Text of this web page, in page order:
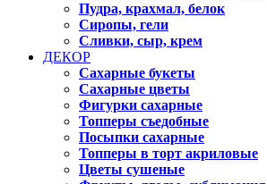
Пудра, крахмал, белок
Сиропы, гели
Сливки, сыр, крем
ДЕКОР
Сахарные букеты
Сахарные цветы
Фигурки сахарные
Топперы съедобные
Посыпки сахарные
Топперы в торт акриловые
Цветы сушеные